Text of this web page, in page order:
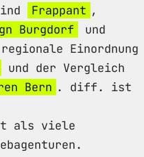
Frappant ,
Burgdorf
und
Einordnung
und der Vergleich
Bern . diff. ist
als viele